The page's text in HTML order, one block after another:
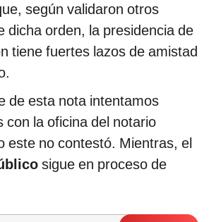
según validaron otros
dicha orden, la presidencia de
tiene fuertes lazos de amistad
de esta nota intentamos
con la oficina del notario
este no contestó. Mientras, el
sigue en proceso de